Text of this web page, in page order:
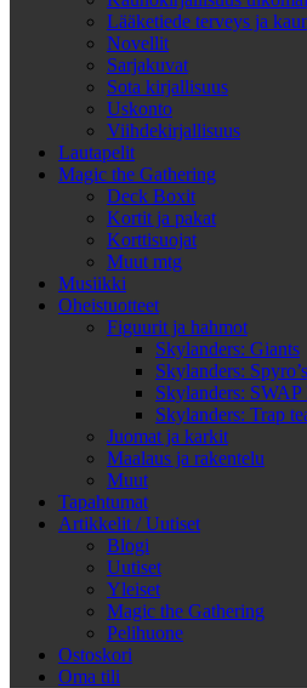
Lääketiede terveys ja
Novellit
Sarjakuvat
Sota kirjallisuus
Uskonto
Viihdekirjallisuus
Lautapelit
Magic the Gathering
Deck Boxit
Kortit ja pakat
Korttisuojat
Muut mtg
Musiikki
Oheistuotteet
Figuurit ja hahmot
Skylanders: Giants
Skylanders:
Skylanders: SWAP
Skylanders: Trap
Juomat ja karkit
Maalaus ja rakentelu
Muut
Tapahtumat
Artikkelit / Uutiset
Blogi
Uutiset
Yleiset
Magic the Gathering
Pelihuone
Ostoskori
Oma tili